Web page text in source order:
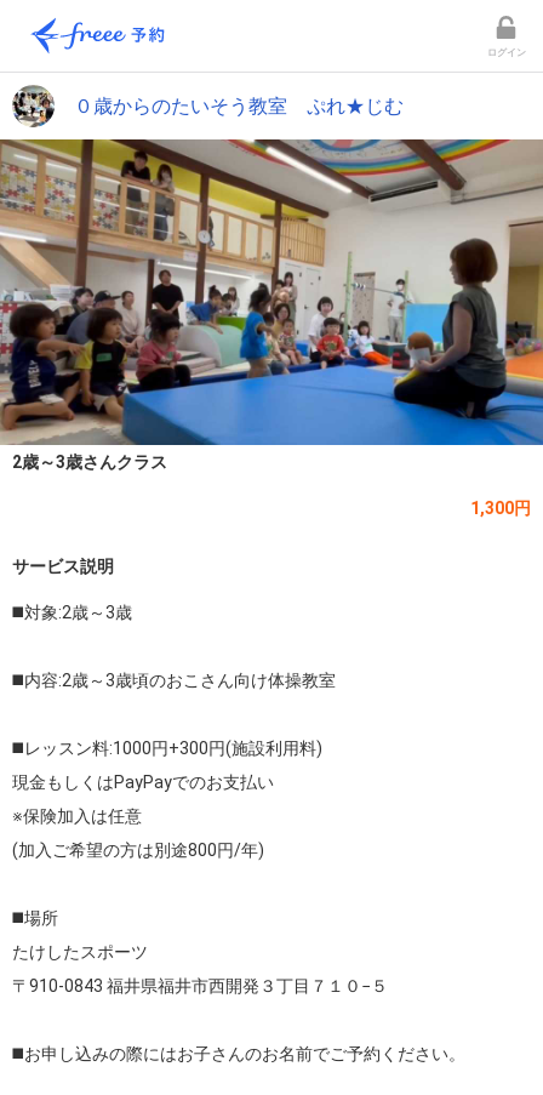
ログイン
０歳からのたいそう教室 ぷれ★じむ
2歳～3歳さんクラス
1,300円
サービス説明
◼️対象:2歳～3歳
◼️内容:2歳～3歳頃のおこさん向け体操教室
◼️レッスン料:1000円+300円(施設利用料)
現金もしくはPayPayでのお支払い
※保険加入は任意
(加入ご希望の方は別途800円/年)
◼️場所
たけしたスポーツ
〒910-0843 福井県福井市西開発３丁目７１０−５
◼️お申し込みの際にはお子さんのお名前でご予約ください。